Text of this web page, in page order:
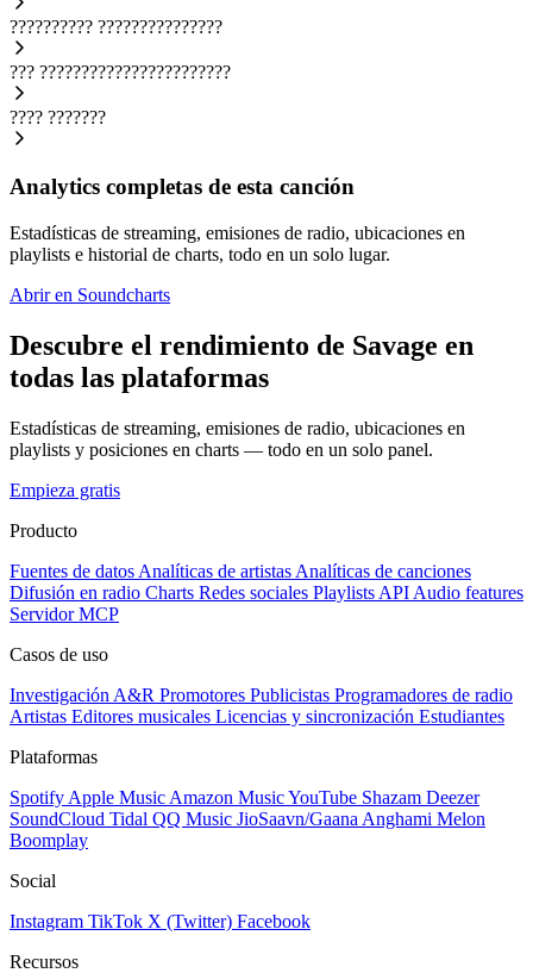
?????????? ???????????????
??? ???????????????????????
???? ???????
Analytics completas de esta canción
Estadísticas de streaming, emisiones de radio, ubicaciones en
playlists e historial de charts, todo en un solo lugar.
Abrir en Soundcharts
Descubre el rendimiento de Savage en
todas las plataformas
Estadísticas de streaming, emisiones de radio, ubicaciones en
playlists y posiciones en charts — todo en un solo panel.
Empieza gratis
Producto
Fuentes de datos Analíticas de artistas Analíticas de canciones
Difusión en radio Charts Redes sociales Playlists API Audio features
Servidor MCP
Casos de uso
Investigación A&R Promotores Publicistas Programadores de radio
Artistas Editores musicales Licencias y sincronización Estudiantes
Plataformas
Spotify Apple Music Amazon MusicYouTube Shazam Deezer
SoundCloud Tidal QQ Music JioSaavn/Gaana Anghami Melon
Boomplay
Social
Instagram TikTok X (Twitter) Facebook
Recursos